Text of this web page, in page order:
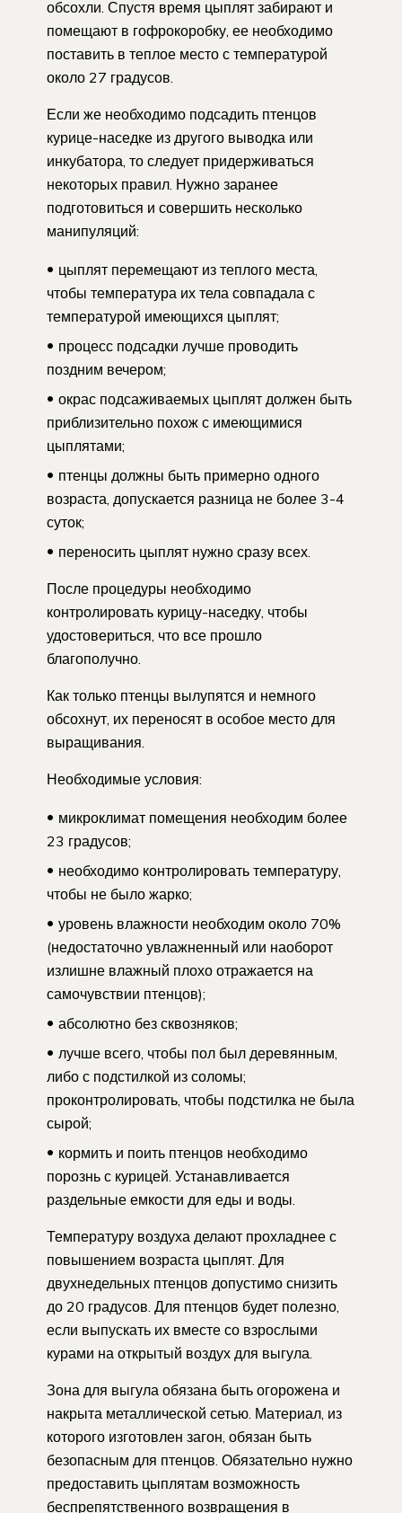
обсохли. Спустя время цыплят забирают и
помещают в гофрокоробку, ее необходимо
поставить в теплое место с температурой
около 27 градусов.
Если же необходимо подсадить птенцов
курице-наседке из другого выводка или
инкубатора, то следует придерживаться
некоторых правил. Нужно заранее
подготовиться и совершить несколько
манипуляций:
цыплят перемещают из теплого места,
чтобы температура их тела совпадала с
температурой имеющихся цыплят;
процесс подсадки лучше проводить
поздним вечером;
окрас подсаживаемых цыплят должен быть
приблизительно похож с имеющимися
цыплятами;
птенцы должны быть примерно одного
возраста, допускается разница не более 3-4
суток;
переносить цыплят нужно сразу всех.
После процедуры необходимо
контролировать курицу-наседку, чтобы
удостовериться, что все прошло
благополучно.
Как только птенцы вылупятся и немного
обсохнут, их переносят в особое место для
выращивания.
Необходимые условия:
микроклимат помещения необходим более
23 градусов;
необходимо контролировать температуру,
чтобы не было жарко;
уровень влажности необходим около 70%
(недостаточно увлажненный или наоборот
излишне влажный плохо отражается на
самочувствии птенцов);
абсолютно без сквозняков;
лучше всего, чтобы пол был деревянным,
либо с подстилкой из соломы;
проконтролировать, чтобы подстилка не была
сырой;
кормить и поить птенцов необходимо
порознь с курицей. Устанавливается
раздельные емкости для еды и воды.
Температуру воздуха делают прохладнее с
повышением возраста цыплят. Для
двухнедельных птенцов допустимо снизить
до 20 градусов. Для птенцов будет полезно,
если выпускать их вместе со взрослыми
курами на открытый воздух для выгула.
Зона для выгула обязана быть огорожена и
накрыта металлической сетью. Материал, из
которого изготовлен загон, обязан быть
безопасным для птенцов. Обязательно нужно
предоставить цыплятам возможность
беспрепятственного возвращения в